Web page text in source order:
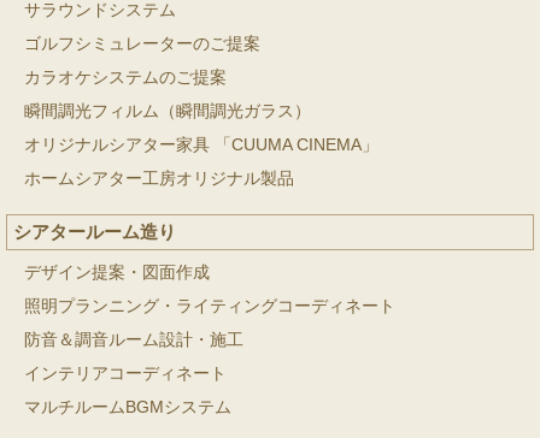
サラウンドシステム
ゴルフシミュレーターのご提案
カラオケシステムのご提案
瞬間調光フィルム（瞬間調光ガラス）
オリジナルシアター家具 「CUUMA CINEMA」
ホームシアター工房オリジナル製品
シアタールーム造り
デザイン提案・図面作成
照明プランニング・ライティングコーディネート
防音＆調音ルーム設計・施工
インテリアコーディネート
マルチルームBGMシステム